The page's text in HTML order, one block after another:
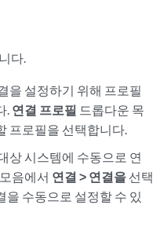
다.
을 설정하기 위해 프로필
. 연결 프로필 드롭다운 목
프로필을 선택합니다.
상 시스템에 수동으로 연
음에서 연결 > 연결을 선택
을 수동으로 설정할 수 있